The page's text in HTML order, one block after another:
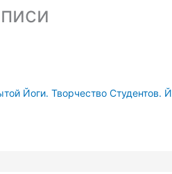
Йоги. Творчество Студентов.